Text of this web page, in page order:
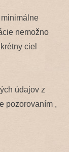
nemožno
ciel
údajov z
pozorovaním ,